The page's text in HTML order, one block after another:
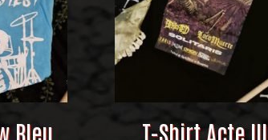
Bleu T-Shirt Acte III